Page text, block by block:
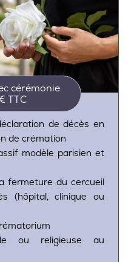
cérémonie
TTC
de décès en
de crémation
modèle parisien et
fermeture du cercueil
(hôpital, clinique ou
ou religieuse au